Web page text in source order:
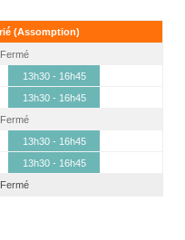
(Assomption)
Fermé
13h30 - 16h45
13h30 - 16h45
Fermé
13h30 - 16h45
13h30 - 16h45
Fermé